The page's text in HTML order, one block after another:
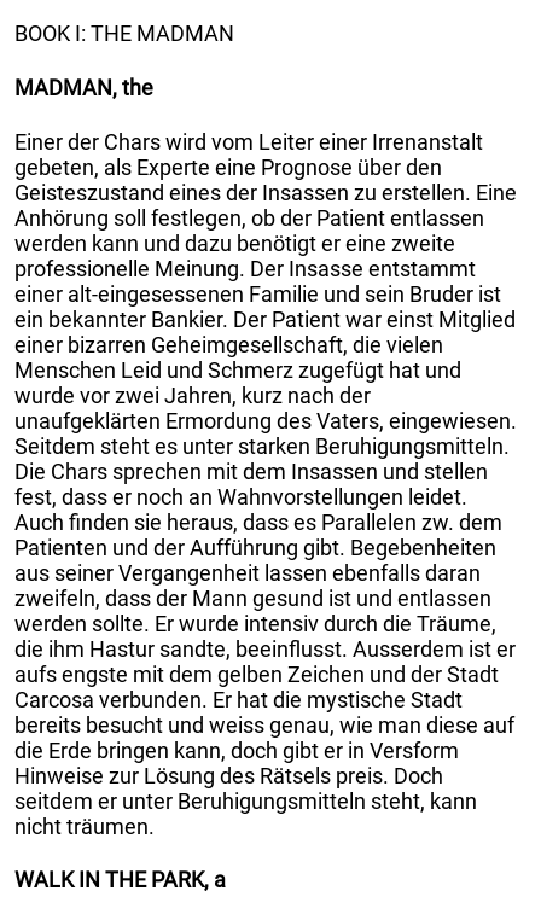
BOOK I: THE MADMAN
MADMAN, the
Einer der Chars wird vom Leiter einer Irrenanstalt
gebeten, als Experte eine Prognose über den
Geisteszustand eines der Insassen zu erstellen. Eine
Anhörung soll festlegen, ob der Patient entlassen
werden kann und dazu benötigt er eine zweite
professionelle Meinung. Der Insasse entstammt
einer alt-eingesessenen Familie und sein Bruder ist
ein bekannter Bankier. Der Patient war einst Mitglied
einer bizarren Geheimgesellschaft, die vielen
Menschen Leid und Schmerz zugefügt hat und
wurde vor zwei Jahren, kurz nach der
unaufgeklärten Ermordung des Vaters, eingewiesen.
Seitdem steht es unter starken Beruhigungsmitteln.
Die Chars sprechen mit dem Insassen und stellen
fest, dass er noch an Wahnvorstellungen leidet.
Auch finden sie heraus, dass es Parallelen zw. dem
Patienten und der Aufführung gibt. Begebenheiten
aus seiner Vergangenheit lassen ebenfalls daran
zweifeln, dass der Mann gesund ist und entlassen
werden sollte. Er wurde intensiv durch die Träume,
die ihm Hastur sandte, beeinflusst. Ausserdem ist er
aufs engste mit dem gelben Zeichen und der Stadt
Carcosa verbunden. Er hat die mystische Stadt
bereits besucht und weiss genau, wie man diese auf
die Erde bringen kann, doch gibt er in Versform
Hinweise zur Lösung des Rätsels preis. Doch
seitdem er unter Beruhigungsmitteln steht, kann
nicht träumen.
WALK IN THE PARK, a